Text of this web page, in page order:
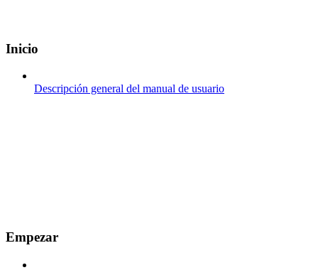
Inicio
Descripción general del manual de usuario
Empezar